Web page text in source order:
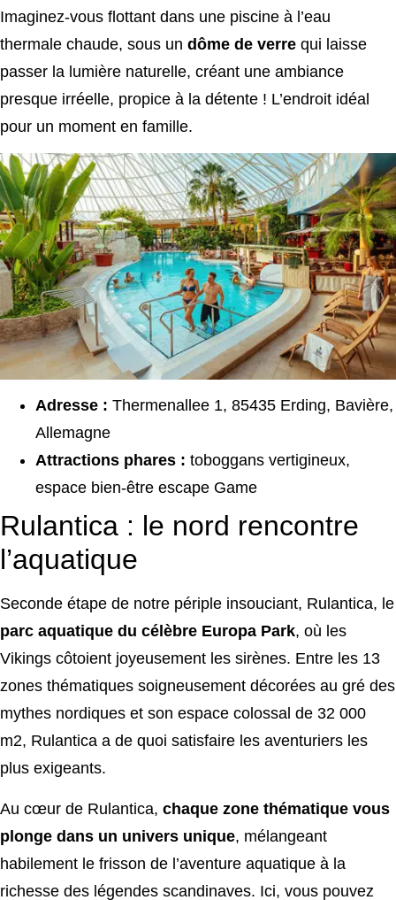
Imaginez-vous flottant dans une piscine à l’eau
thermale chaude, sous un dôme de verre qui laisse
passer la lumière naturelle, créant une ambiance
presque irréelle, propice à la détente ! L’endroit idéal
pour un moment en famille.
Adresse : Thermenallee 1, 85435 Erding, Bavière,
Allemagne
Attractions phares : toboggans vertigineux,
espace bien-être escape Game
Rulantica : le nord rencontre
l’aquatique
Seconde étape de notre périple insouciant, Rulantica, le
parc aquatique du célèbre Europa Park, où les
Vikings côtoient joyeusement les sirènes. Entre les 13
zones thématiques soigneusement décorées au gré des
mythes nordiques et son espace colossal de 32 000
m2, Rulantica a de quoi satisfaire les aventuriers les
plus exigeants.
Au cœur de Rulantica, chaque zone thématique vous
plonge dans un univers unique, mélangeant
habilement le frisson de l’aventure aquatique à la
richesse des légendes scandinaves. Ici, vous pouvez